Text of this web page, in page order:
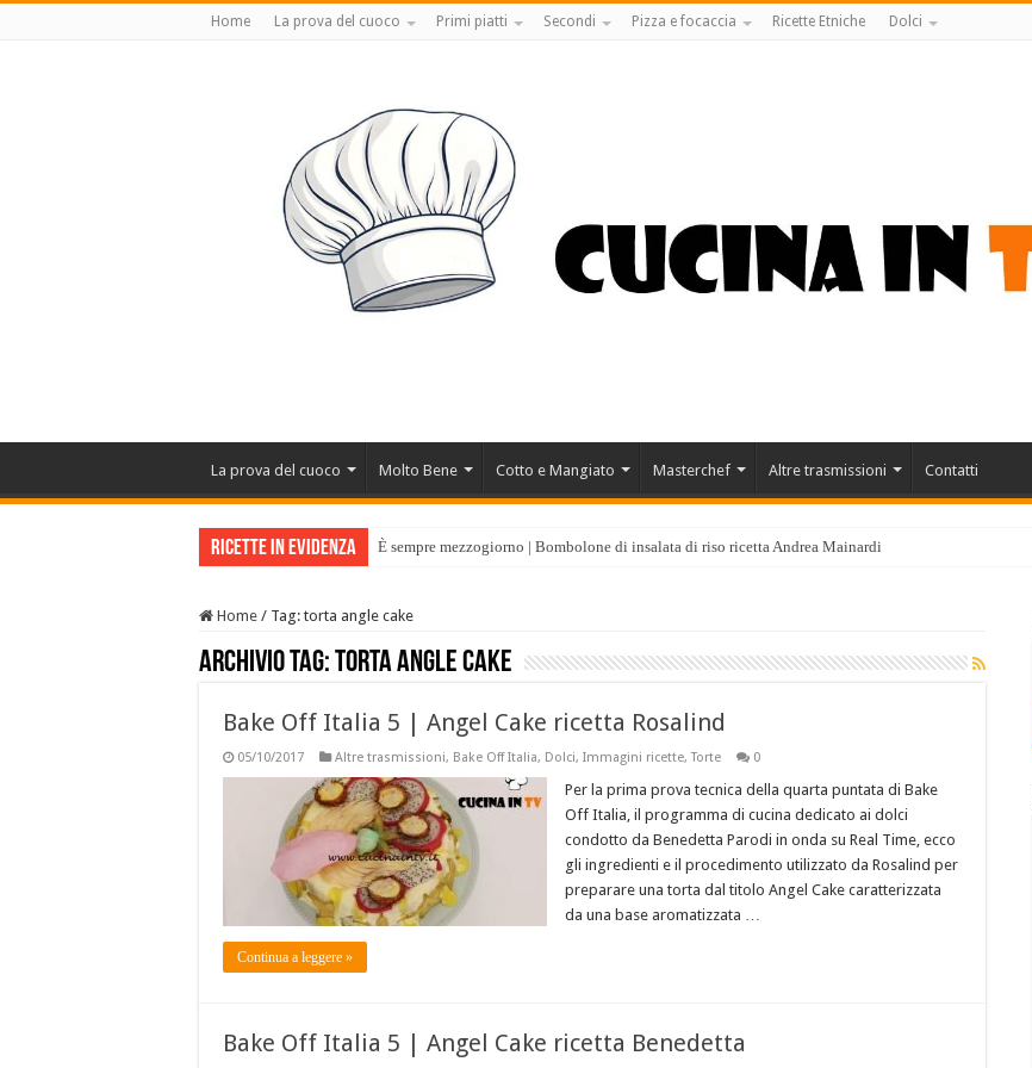
Home La prova del cuoco Primi piatti Secondi Pizza e focaccia Ricette Etniche Dolci
La prova del cuoco Molto Bene Cotto e Mangiato Masterchef Altre trasmissioni Contatti
Ricette in evidenza È sempre mezzogiorno | Bombolone di insalata di riso ricetta Andrea Mainardi
Home / Tag: torta angle cake
Archivio tag:torta angle cake
Bake Off Italia 5 | Angel Cake ricetta Rosalind
05/10/2017 Altre trasmissioni, Bake Off Italia, Dolci, Immagini ricette,Torte 0
Per la prima prova tecnica della quarta puntata di Bake
Off Italia, il programma di cucina dedicato ai dolci
condotto da Benedetta Parodi in onda su Real Time, ecco
gli ingredienti e il procedimento utilizzato da Rosalind per
preparare una torta dal titolo Angel Cake caratterizzata
da una base aromatizzata …
Continua a leggere »
Bake Off Italia 5 | Angel Cake ricetta Benedetta